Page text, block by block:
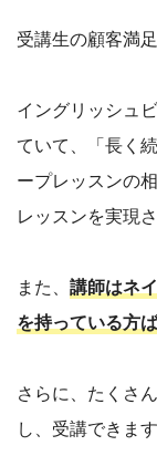
受講生の顧客満
イングリッシュ
ていて、「長く
ープレッスンの
レッスンを実現
また、 講師はネ
を持っている方
さらに、たくさ
し、受講できま